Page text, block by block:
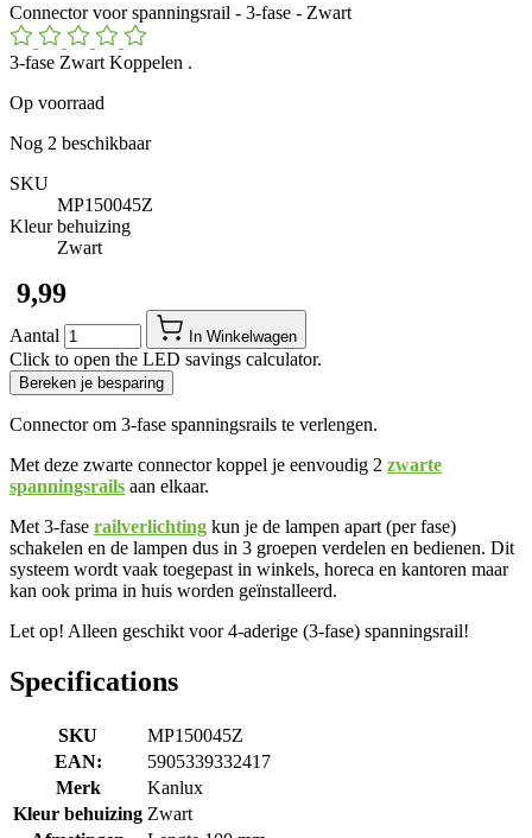
Connector voor spanningsrail - 3-fase - Zwart
3-fase Zwart Koppelen .
Op voorraad
Nog 2 beschikbaar
SKU
MP150045Z
Kleur behuizing
Zwart
​ 9,99
Aantal In Winkelwagen
Click to open the LED savings calculator.
Bereken je besparing
Connector om 3-fase spanningsrails te verlengen.
Met deze zwarte connector koppel je eenvoudig 2 zwarte
spanningsrails aan elkaar.
Met 3-fase railverlichting kun je de lampen apart (per fase)
schakelen en de lampen dus in 3 groepen verdelen en bedienen. Dit
systeem wordt vaak toegepast in winkels, horeca en kantoren maar
kan ook prima in huis worden geïnstalleerd.
Let op! Alleen geschikt voor 4-aderige (3-fase) spanningsrail!
Specifications
SKU
MP150045Z
EAN:
5905339332417
Merk
Kanlux
Kleur behuizing Zwart